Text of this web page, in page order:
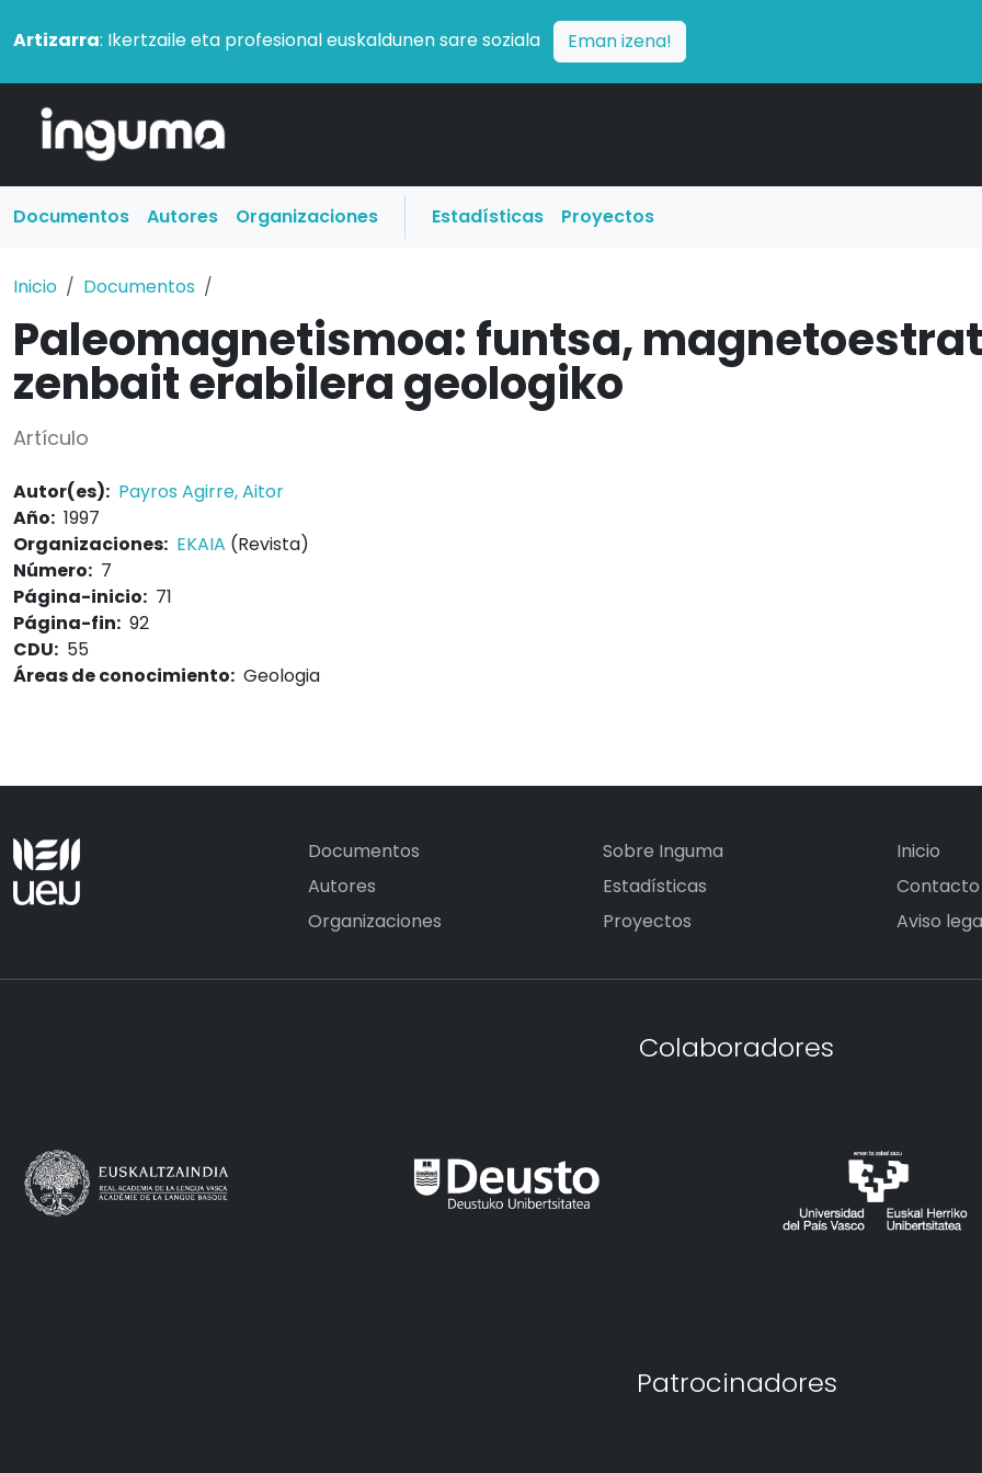
Artizarra: Ikertzaile eta profesional euskaldunen sare soziala Eman izena!
Documentos Autores Organizaciones Estadísticas Proyectos
Inicio Documentos
Paleomagnetismoa: funtsa,
zenbait erabilera geologiko
Artículo
Autor(es): Payros Agirre, Aitor
Año: 1997
Organizaciones: EKAIA (Revista)
Número: 7
Página-inicio: 71
Página-fin: 92
CDU: 55
Áreas de conocimiento: Geologia
Documentos
Autores
Organizaciones
Sobre Inguma
Estadísticas
Proyectos
Inicio
Contacto
Aviso
Colaboradores
Patrocinadores